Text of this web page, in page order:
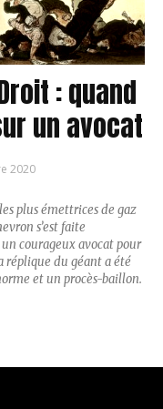
: quand
un avocat
2020
plus émettrices de gaz
s’est faite
courageux avocat pour
réplique du géant a été
et un procès-baillon.